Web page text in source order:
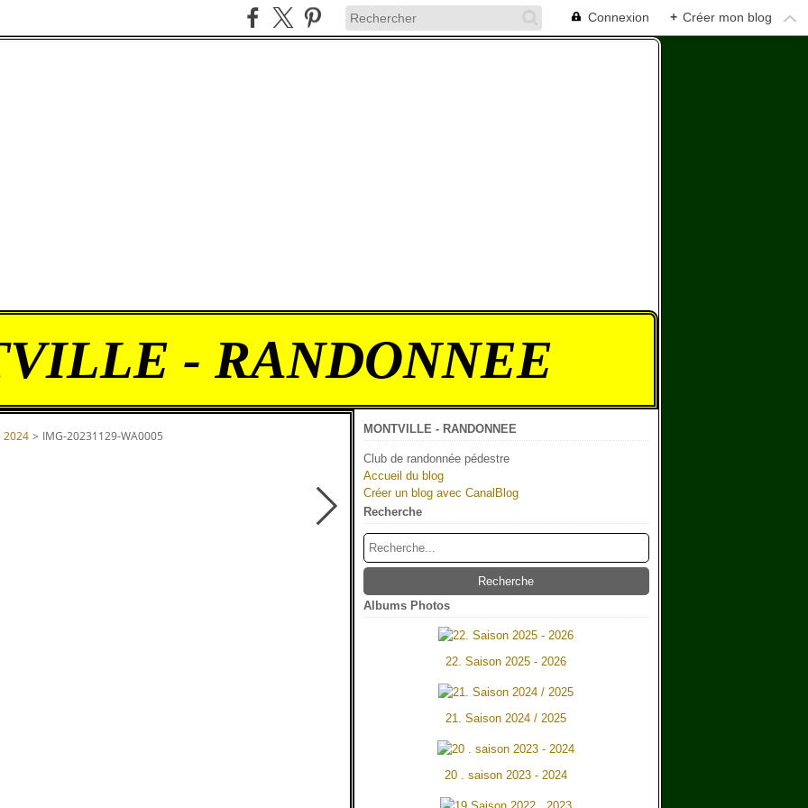
Connexion + Créer mon blog
- RANDONNEE
2024 > IMG-20231129-WA0005 MONTVILLE - RANDONNEE
Club de randonnée pédestre
Accueil du blog
Créer un blog avec CanalBlog
Recherche
Albums Photos
22. Saison 2025 - 2026
21. Saison 2024 / 2025
20 . saison 2023 - 2024